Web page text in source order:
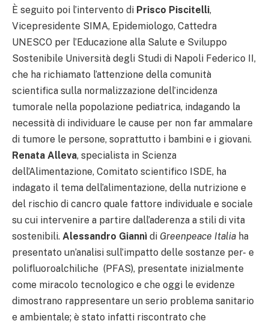
È seguito poi l’intervento di Prisco Piscitelli,
Vicepresidente SIMA, Epidemiologo, Cattedra
UNESCO per l’Educazione alla Salute e Sviluppo
Sostenibile Università degli Studi di Napoli Federico II,
che ha richiamato l’attenzione della comunità
scientifica sulla normalizzazione dell’incidenza
tumorale nella popolazione pediatrica, indagando la
necessità di individuare le cause per non far ammalare
di tumore le persone, soprattutto i bambini e i giovani.
Renata Alleva, specialista in Scienza
dell’Alimentazione, Comitato scientifico ISDE, ha
indagato il tema dell’alimentazione, della nutrizione e
del rischio di cancro quale fattore individuale e sociale
su cui intervenire a partire dall’aderenza a stili di vita
sostenibili. Alessandro Giannì di Greenpeace Italia ha
presentato un’analisi sull’impatto delle sostanze per- e
polifluoroalchiliche (PFAS), presentate inizialmente
come miracolo tecnologico e che oggi le evidenze
dimostrano rappresentare un serio problema sanitario
e ambientale; è stato infatti riscontrato che